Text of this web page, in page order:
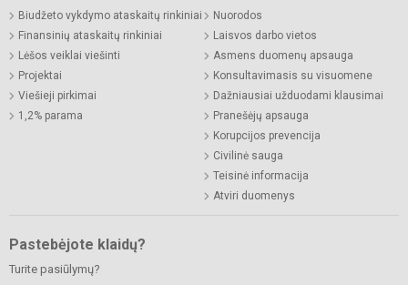
Biudžeto vykdymo ataskaitų rinkiniai
Finansinių ataskaitų rinkiniai
Lėšos veiklai viešinti
Projektai
Viešieji pirkimai
1,2% parama
Nuorodos
Laisvos darbo vietos
Asmens duomenų apsauga
Konsultavimasis su visuomene
Dažniausiai užduodami klausimai
Pranešėjų apsauga
Korupcijos prevencija
Civilinė sauga
Teisinė informacija
Atviri duomenys
Pastebėjote klaidų?
Turite pasiūlymų?